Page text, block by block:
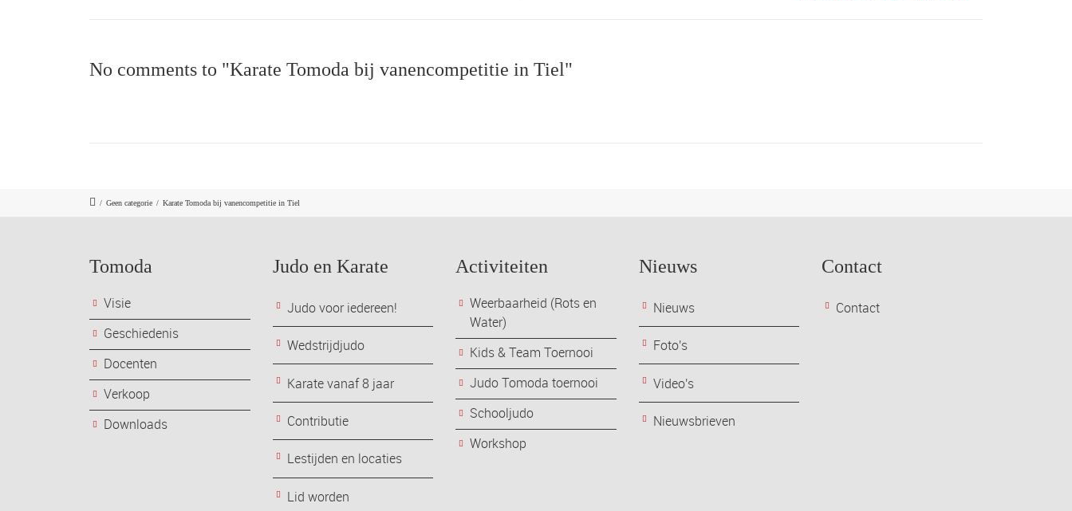
No comments to "Karate Tomoda bij vanencompetitie in Tiel"
/ Geen categorie / Karate Tomoda bij vanencompetitie in Tiel
Tomoda
Visie
Geschiedenis
Docenten
Verkoop
Downloads
Judo en Karate
Judo voor iedereen!
Wedstrijdjudo
Karate vanaf 8 jaar
Contributie
Lestijden en locaties
Lid worden
Activiteiten
Weerbaarheid (Rots en
Water)
Kids & Team Toernooi
Judo Tomoda toernooi
Schooljudo
Workshop
Nieuws
Nieuws
Foto's
Video's
Nieuwsbrieven
Contact
Contact